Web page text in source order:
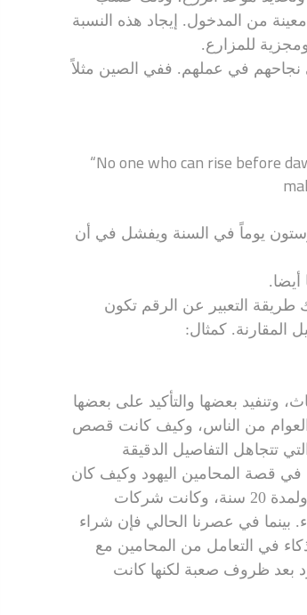
من المدخول. إيجاد هذه النسبة
للمزارع.
نجاحهم في عملهم. ففي الصين مثلاً
“No one who can rise before
يوماً في السنة ويفشل في أن
طريقة التعبير عن الرقم تكون
المقارنة. كمثال:
وتنفيد بعضها والتأكيد على بعضها
العوام من الناس، وكيف كانت قصص
تتجاهل التفاصيل الدقيقة
في قصة المحامين اليهود وكيف كان
عملهم محصورا في قضايا المنازعات بين الشركات ولمدة 20 سنة، وكانت شركات
بينما في عصرنا الحالي فإن شراء
في التعامل من المحامين مع
بعد ظروف صعبة لكنها كانت